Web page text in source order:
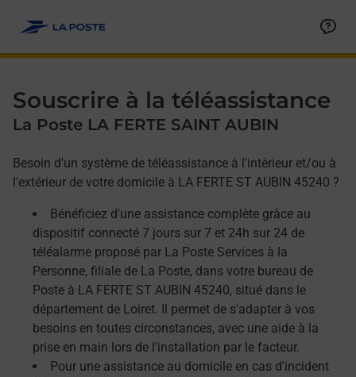
Souscrire à la téléassistance
La Poste LA FERTE SAINT AUBIN
Besoin d'un système de téléassistance à l'intérieur et/ou à
l'extérieur de votre domicile à LA FERTE ST AUBIN 45240 ?
Bénéficiez d'une assistance complète grâce au
dispositif connecté 7 jours sur 7 et 24h sur 24 de
téléalarme proposé par La Poste Services à la
Personne, filiale de La Poste, dans votre bureau de
Poste à LA FERTE ST AUBIN 45240, situé dans le
département de Loiret. Il permet de s'adapter à vos
besoins en toutes circonstances, avec une aide à la
prise en main lors de l'installation par le facteur.
Pour une assistance au domicile en cas d'incident